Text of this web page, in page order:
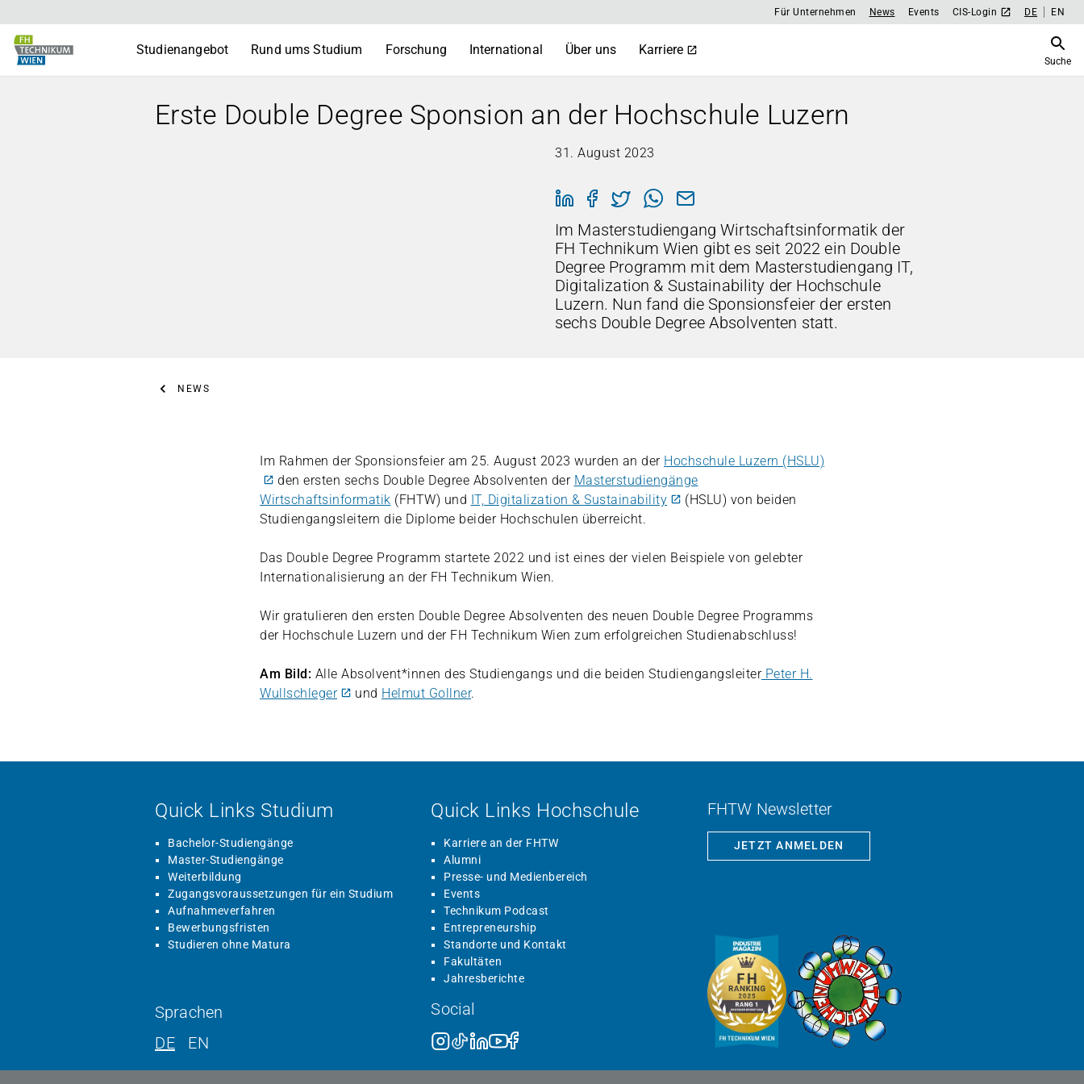
Für Unternehmen News Events CIS-Login DE EN
Studienangebot Rund ums Studium Forschung International Über uns Karriere
Suche
Erste Double Degree Sponsion an der Hochschule Luzern
31. August 2023
Im Masterstudiengang Wirtschaftsinformatik der
FH Technikum Wien gibt es seit 2022 ein Double
Degree Programm mit dem Masterstudiengang IT,
Digitalization & Sustainability der Hochschule
Luzern. Nun fand die Sponsionsfeier der ersten
sechs Double Degree Absolventen statt.
NEWS
Im Rahmen der Sponsionsfeier am 25. August 2023 wurden an der Hochschule Luzern (HSLU)
den ersten sechs Double Degree Absolventen der Masterstudiengänge
Wirtschaftsinformatik (FHTW) und IT, Digitalization & Sustainability
(HSLU) von beiden
Studiengangsleitern die Diplome beider Hochschulen überreicht.
Das Double Degree Programm startete 2022 und ist eines der vielen Beispiele von gelebter
Internationalisierung an der FH Technikum Wien.
Wir gratulieren den ersten Double Degree Absolventen des neuen Double Degree Programms
der Hochschule Luzern und der FH Technikum Wien zum erfolgreichen Studienabschluss!
Am Bild: Alle Absolvent*innen des Studiengangs und die beiden StudiengangsleiterPeter H.
Wullschleger
und Helmut Gollner.
Quick Links Studium
Bachelor-Studiengänge
Master-Studiengänge
Weiterbildung
Zugangsvoraussetzungen für ein Studium
Aufnahmeverfahren
Bewerbungsfristen
Studieren ohne Matura
Quick Links Hochschule
Karriere an der FHTW
Alumni
Presse- und Medienbereich
Events
Technikum Podcast
Entrepreneurship
Standorte und Kontakt
Fakultäten
Jahresberichte
FHTW Newsletter
JETZT ANMELDEN
Sprachen
DE
EN
Social